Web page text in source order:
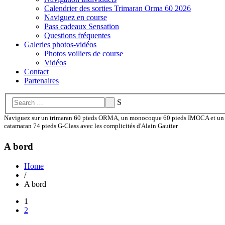
Calendrier des sorties Trimaran Orma 60 2026
Naviguez en course
Pass cadeaux Sensation
Questions fréquentes
Galeries photos-vidéos
Photos voiliers de course
Vidéos
Contact
Partenaires
S
Naviguez sur un trimaran 60 pieds ORMA, un monocoque 60 pieds IMOCA et
catamaran 74 pieds G-Class avec les complicités d'Alain Gautier
A bord
Home
/
A bord
1
2